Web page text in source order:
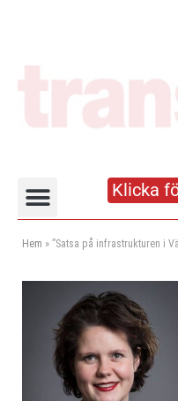
Klicka
Hem » ”Satsa på infrastrukturen i